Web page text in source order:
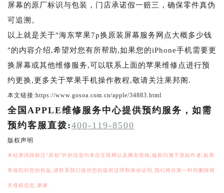
屏幕的原厂标识与包装，门店承诺假一赔三，确保零件真伪
可追溯。
以上就是关于"海东苹果7p换原装屏幕服务网点大概多少钱
"的内容介绍,希望对您有所帮助,如果您的iPhone手机需要更
换屏幕或其他维修服务,可以联系上面的苹果维修点进行预
约更换,更多关于苹果手机操作教程,敬请关注果邦阁.
本文链接:https://www.gosoa.com.cn/apple/34883.html
全国APPLE维修服务中心提供预约服务，如需
预约客服直拨:400-119-8500
版权声明
本站资讯除标注“原创”外的信息均来自互联网以及网友投稿,版权归属于原始作者,如果
有侵犯到您的权益,请联系我们提供您的版权证明和身份证明,我们将在第一时间删除相
关侵权信息,谢谢.